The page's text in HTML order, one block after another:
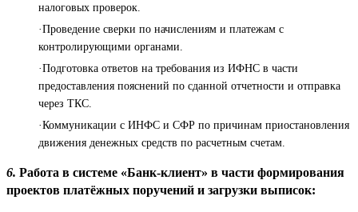
налоговых проверок.
·Проведение сверки по начислениям и платежам с
контролирующими органами.
·Подготовка ответов на требования из ИФНС в части
предоставления пояснений по сданной отчетности и отправка
через ТКС.
·Коммуникации с ИНФС и СФР по причинам приостановления
движения денежных средств по расчетным счетам.
6. Работа в системе «Банк-клиент» в части формирования
проектов платёжных поручений и загрузки выписок: